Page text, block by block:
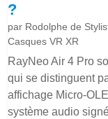
?
par Rodolphe de
Casques VR XR
RayNeo Air 4 Pro
qui se distinguent
affichage Micro-
système audio